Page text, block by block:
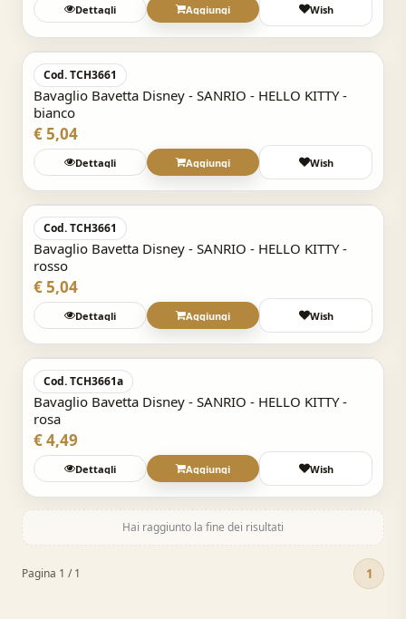
Dettagli Aggiungi Wish
Acquisto Veloce
Cod. TCH3661
Bavaglio Bavetta Disney - SANRIO - HELLO KITTY -
bianco
€ 5,04
Dettagli Aggiungi Wish
Acquisto Veloce
Cod. TCH3661
Bavaglio Bavetta Disney - SANRIO - HELLO KITTY -
rosso
€ 5,04
Dettagli Aggiungi Wish
Acquisto Veloce
Cod. TCH3661a
Bavaglio Bavetta Disney - SANRIO - HELLO KITTY -
rosa
€ 4,49
Dettagli Aggiungi Wish
Hai raggiunto la fine dei risultati
Pagina 1 / 1 1